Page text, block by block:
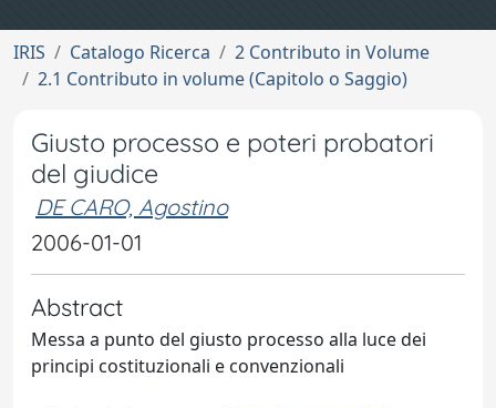
IRIS Catalogo Ricerca
2 Contributo in Volume
2.1 Contributo in volume (Capitolo o Saggio)
Giusto processo e poteri probatori
del giudice
DE CARO, Agostino
2006-01-01
Abstract
Messa a punto del giusto processo alla luce dei
principi costituzionali e convenzionali